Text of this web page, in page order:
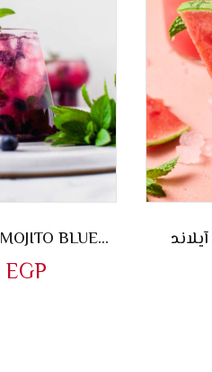
موهيتو بلوباري – MOJITO BLUEBERRY
EGP